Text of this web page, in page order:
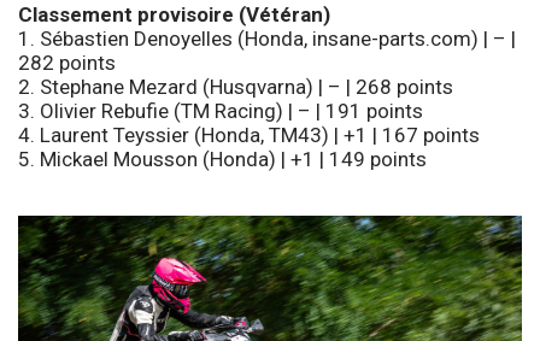
Classement provisoire (Vétéran)
1. Sébastien Denoyelles (Honda, insane-parts.com) | – |
282 points
2. Stephane Mezard (Husqvarna) | – | 268 points
3. Olivier Rebufie (TM Racing) | – | 191 points
4. Laurent Teyssier (Honda, TM43) | +1 | 167 points
5. Mickael Mousson (Honda) | +1 | 149 points